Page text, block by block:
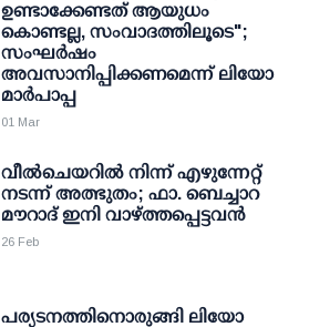
ഉണ്ടാക്കേണ്ടത് ആയുധം
കൊണ്ടല്ല, സംവാദത്തിലൂടെ";
സംഘർഷം
അവസാനിപ്പിക്കണമെന്ന് ലിയോ
മാർപാപ്പ
01 Mar
വീൽചെയറിൽ നിന്ന് എഴുന്നേറ്റ്
നടന്ന് അത്ഭുതം; ഫാ. ബെച്ചാറ
മൗറാദ് ഇനി വാഴ്ത്തപ്പെട്ടവൻ
26 Feb
പര്യടനത്തിനൊരുങ്ങി ലിയോ